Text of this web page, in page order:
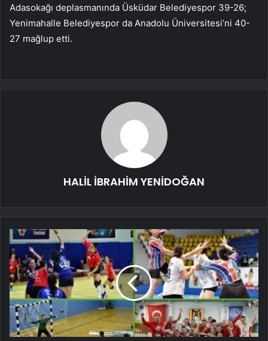
Adasokağı deplasmanında Üsküdar Belediyespor 39-26;
Yenimahalle Belediyespor da Anadolu Üniversitesi’ni 40-
27 mağlup etti.
HALİL İBRAHİM YENİDOĞAN